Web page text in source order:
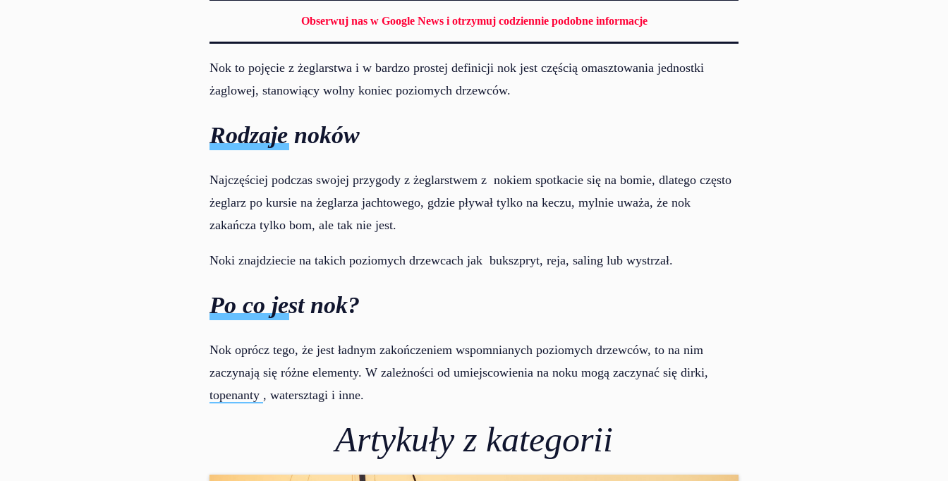
Obserwuj nas w Google News i otrzymuj codziennie podobne informacje
Nok to pojęcie z żeglarstwa i w bardzo prostej definicji nok jest częścią omasztowania jednostki
żaglowej, stanowiący wolny koniec poziomych drzewców.
Rodzaje noków
Najczęściej podczas swojej przygody z żeglarstwem z nokiem spotkacie się na bomie, dlatego często
żeglarz po kursie na żeglarza jachtowego, gdzie pływał tylko na keczu, mylnie uważa, że nok
zakańcza tylko bom, ale tak nie jest.
Noki znajdziecie na takich poziomych drzewcach jak bukszpryt, reja, saling lub wystrzał.
Po co jest nok?
Nok oprócz tego, że jest ładnym zakończeniem wspomnianych poziomych drzewców, to na nim
zaczynają się różne elementy. W zależności od umiejscowienia na noku mogą zaczynać się dirki,
topenanty , watersztagi i inne.
Artykuły z kategorii